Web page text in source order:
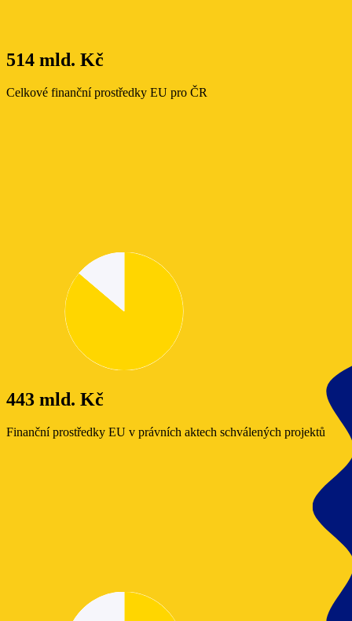
514 mld. Kč
Celkové finanční prostředky EU pro ČR
443 mld. Kč
Finanční prostředky EU v právních aktech schválených projektů